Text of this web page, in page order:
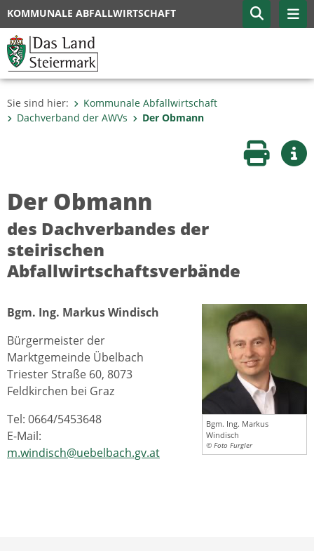
KOMMUNALE ABFALLWIRTSCHAFT
Sie sind hier:
Kommunale Abfallwirtschaft
Dachverband der AWVs
Der Obmann
Seite
Der Obmann
des Dachverbandes der
steirischen
Abfallwirtschaftsverbände
Bgm. Ing. Markus
Windisch
© Foto Furgler
Bgm. Ing. Markus Windisch
Bürgermeister der
Marktgemeinde Übelbach
Triester Straße 60, 8073
Feldkirchen bei Graz
Tel: 0664/5453648
E-Mail:
m.windisch@uebelbach.gv.at